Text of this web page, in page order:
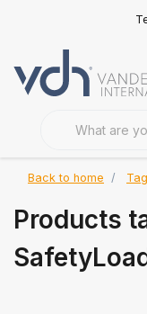
Back to home
Products